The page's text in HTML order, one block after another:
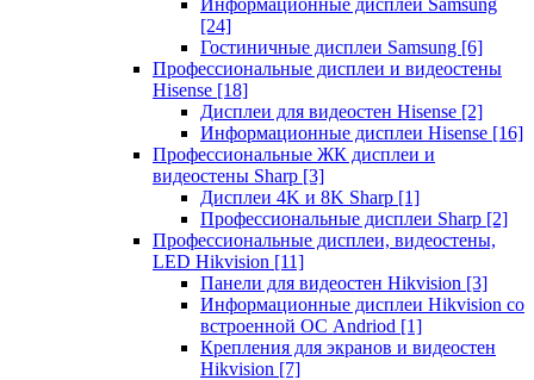
Информационные дисплеи Samsung
[24]
Гостиничные дисплеи Samsung [6]
Профессиональные дисплеи и видеостены
Hisense [18]
Дисплеи для видеостен Hisense [2]
Информационные дисплеи Hisense [16]
Профессиональные ЖК дисплеи и
видеостены Sharp [3]
Дисплеи 4K и 8K Sharp [1]
Профессиональные дисплеи Sharp [2]
Профессиональные дисплеи, видеостены,
LED Hikvision [11]
Панели для видеостен Hikvision [3]
Информационные дисплеи Hikvision со
встроенной ОС Andriod [1]
Крепления для экранов и видеостен
Hikvision [7]